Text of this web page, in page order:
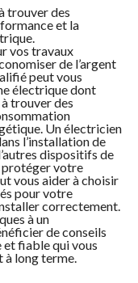
trouver des
et la
vos travaux
de l’argent
peut vous
électrique dont
trouver des
Un électricien
l’installation de
dispositifs de
protéger votre
vous aider à choisir
pour votre
correctement.
à un
de conseils
et fiable qui vous
à long terme.